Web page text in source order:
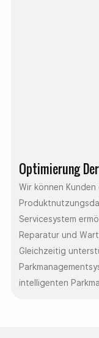
Optimierung
Wir können
Servicesystem
Reparatur und
Gleichzeitig
intelligenten